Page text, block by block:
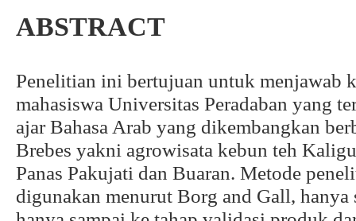
ABSTRACT
Penelitian ini bertujuan untuk menjawab
mahasiswa Universitas Peradaban yang
ajar Bahasa Arab yang dikembangkan
Brebes yakni agrowisata kebun teh
Panas Pakujati dan Buaran. Metode
digunakan menurut Borg and Gall,